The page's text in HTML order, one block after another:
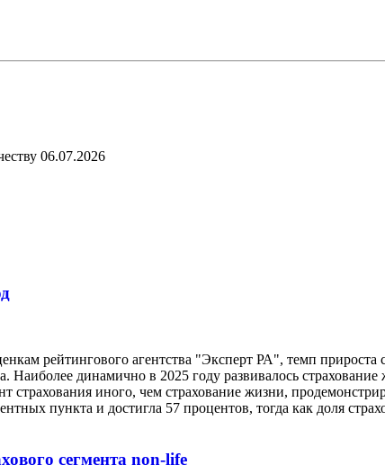
06.07.2026
рейтингового агентства "Эксперт РА", темп прироста
динамично в 2025 году развивалось
страхования иного, чем страхование жизни,
пункта и достигла 57 процентов, тогда как доля
сегмента non-life